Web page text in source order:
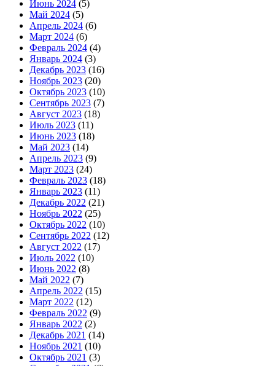
Июнь 2024 (5)
Май 2024 (5)
Апрель 2024 (6)
Март 2024 (6)
Февраль 2024 (4)
Январь 2024 (3)
Декабрь 2023 (16)
Ноябрь 2023 (20)
Октябрь 2023 (10)
Сентябрь 2023 (7)
Август 2023 (18)
Июль 2023 (11)
Июнь 2023 (18)
Май 2023 (14)
Апрель 2023 (9)
Март 2023 (24)
Февраль 2023 (18)
Январь 2023 (11)
Декабрь 2022 (21)
Ноябрь 2022 (25)
Октябрь 2022 (10)
Сентябрь 2022 (12)
Август 2022 (17)
Июль 2022 (10)
Июнь 2022 (8)
Май 2022 (7)
Апрель 2022 (15)
Март 2022 (12)
Февраль 2022 (9)
Январь 2022 (2)
Декабрь 2021 (14)
Ноябрь 2021 (10)
Октябрь 2021 (3)